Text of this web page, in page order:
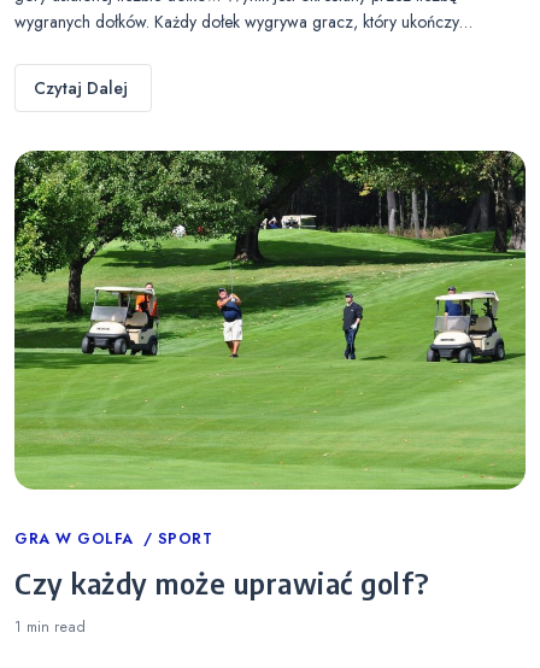
wygranych dołków. Każdy dołek wygrywa gracz, który ukończy…
Czytaj Dalej
Categories
GRA W GOLFA SPORT
Czy każdy może uprawiać golf?
1 min read